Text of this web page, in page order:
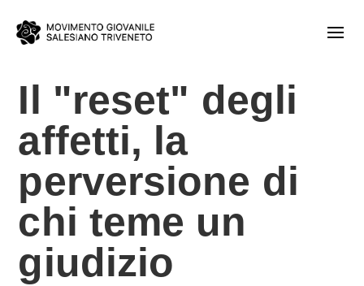
Il "reset" degli
affetti, la
perversione di
chi teme un
giudizio